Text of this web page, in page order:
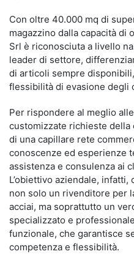
Con oltre 40.000 mq di
magazzino dalla capacità di
Srl è riconosciuta a livello
leader di settore,
di articoli sempre
flessibilità di evasione degli
Per rispondere al meglio
customizzate richieste della
di una capillare rete
conoscenze ed esperienze
assistenza e consulenza ai
L’obiettivo aziendale,
non solo un rivenditore per
acciai, ma soprattutto un
specializzato e
funzionale, che garantisce
competenza e flessibilità.